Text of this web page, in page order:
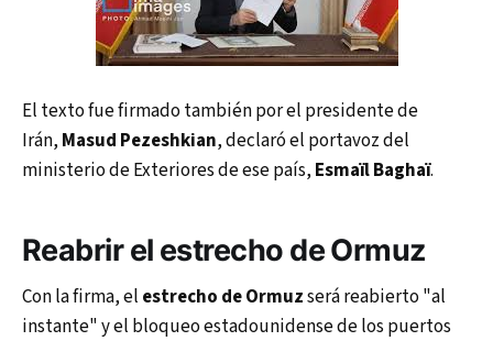
El texto fue firmado también por el presidente de
Irán, Masud Pezeshkian, declaró el portavoz del
ministerio de Exteriores de ese país, Esmaïl Baghaï.
Reabrir el estrecho de Ormuz
Con la firma, el estrecho de Ormuzserá reabierto "al
instante" y el bloqueo estadounidense de los puertos